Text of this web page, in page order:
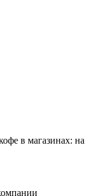
в магазинах: на